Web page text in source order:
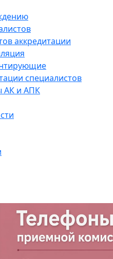
аккредитации
специалистов
АК и АПК